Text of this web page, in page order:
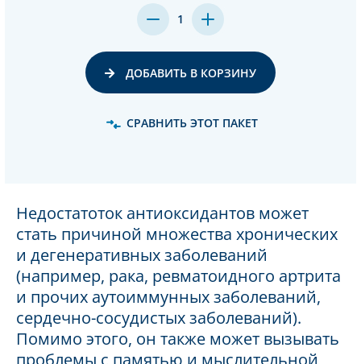
Недостатоток антиоксидантов может
стать причиной множества хронических
и дегенеративных заболеваний
(например, рака, ревматоидного артрита
и прочих аутоиммунных заболеваний,
сердечно-сосудистых заболеваний).
Помимо этого, он также может вызывать
MENGE
VON
UNDEFINED
1
MENGE
VON
UNDEFINED
ДОБАВИТЬ В КОРЗИНУ
СРАВНИТЬ ЭТОТ ПАКЕТ